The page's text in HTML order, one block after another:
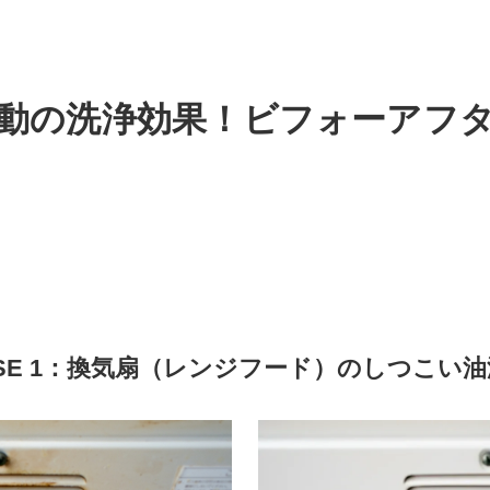
の洗浄効果！ ビフォーアフ
1：換気扇（レンジフード）のしつこい